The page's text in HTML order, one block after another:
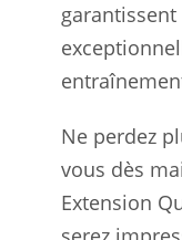
Ne perdez
vous dès
Extension